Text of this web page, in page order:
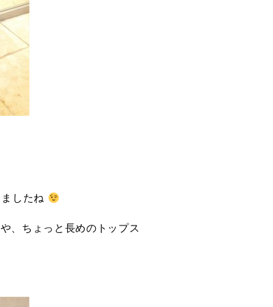
したね
、ちょっと長めのトップス